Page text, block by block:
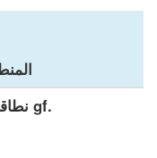
.gf نطاقات